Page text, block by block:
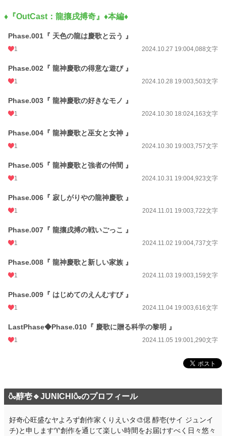
※当方が制作するすべての創作作品・物語・用語・情報等は、作者の想像からの
完全なるフィクションです。
は一切の関係がありません。
犯罪行為及び刑罰法令に抵触するすべての行為へ誘引・助長・ほう助する為のも
のではありません。
無断記載・転載・転用・複製(模写トレス含)・保存(スクショ含)・二次配布
自作発現・商品化・創作作品の二次創作・二次利用(アイコン・ヘッダー・壁紙
利用、AI学習利用など)
は、いかなる場合も一切禁止です。
※オリジナルキャラのファンアートなども、様々な事情から"描く前"に必ずご連
申し訳ございませんが、許可なく描かれる事はご遠慮ください。ご協力をお願い
→ Do not re-upload , copy , secondary use.
BL
1
24h.ポイント
文字数 36,958
更新日時
週間ポイント 0 pt (228,589 位)
年間ポイント 91 pt (143,640 位)
♦️『OutCast：龍攘戌搏奇』♦️本編♦️
Phase.001『 天色の龍は慶歌と云う 』
1 2024.10.27 19:004,088文字
Phase.002『 龍神慶歌の得意な遊び 』
1 2024.10.28 19:003,503文字
Phase.003『 龍神慶歌の好きなモノ 』
1 2024.10.30 18:024,163文字
Phase.004『 龍神慶歌と巫女と女神 』
1 2024.10.30 19:003,757文字
Phase.005『 龍神慶歌と強者の仲間 』
1 2024.10.31 19:004,923文字
Phase.006『 寂しがりやの龍神慶歌 』
1 2024.11.01 19:003,722文字
Phase.007『 龍攘戌搏の戦いごっこ 』
1 2024.11.02 19:004,737文字
Phase.008『 龍神慶歌と新しい家族 』
1 2024.11.03 19:003,159文字
Phase.009『 はじめてのえんむすび 』
1 2024.11.04 19:003,616文字
LastPhase◆Phase.010『 慶歌に贈る科学の黎明 』
1 2024.11.05 19:001,290文字
🍶醇壱🔹JUNICHI🍶のプロフィール
好奇心旺盛なヤよろず創作家くりえいタ🎨偲 醇壱(サイ ジュンイ
チ)と申します♈創作を通じて楽しい時間をお届けすべく日々悠々